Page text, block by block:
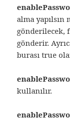
alma yapılsın
gönderilecek,
gönderir.
burası true
kullanılır.